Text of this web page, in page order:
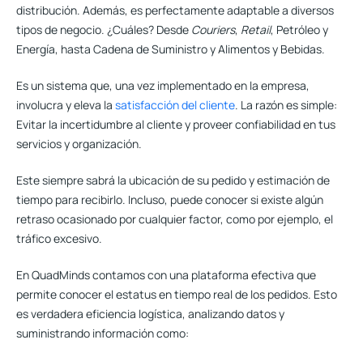
distribución. Además, es perfectamente adaptable a diversos
tipos de negocio. ¿Cuáles? Desde Couriers, Retail, Petróleo y
Energía, hasta Cadena de Suministro y Alimentos y Bebidas.
Es un sistema que, una vez implementado en la empresa,
involucra y eleva la satisfacción del cliente. La razón es simple:
Evitar la incertidumbre al cliente y proveerconfiabilidad en tus
serviciosy organización.
Este siempre sabrá la ubicación de su pedido y estimación de
tiempo para recibirlo. Incluso, puede conocer si existe algún
retraso ocasionado por cualquier factor, como por ejemplo, el
tráfico excesivo.
En QuadMinds contamos con una plataforma efectiva que
permite conocer el estatus en tiempo real de los pedidos. Esto
es verdadera eficiencia logística, analizando datos y
suministrando información como: